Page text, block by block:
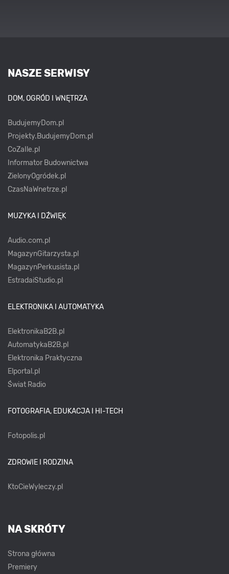
NASZE SERWISY
DOM, OGRÓD I WNĘTRZA
BudujemyDom.pl
Projekty.BudujemyDom.pl
CoZaIle.pl
Informator Budownictwa
ZielonyOgródek.pl
CzasNaWnetrze.pl
MUZYKA I DŹWIĘK
Audio.com.pl
MagazynGitarzysta.pl
MagazynPerkusista.pl
EstradaiStudio.pl
ELEKTRONIKA I AUTOMATYKA
ElektronikaB2B.pl
AutomatykaB2B.pl
Elektronika Praktyczna
Elportal.pl
Świat Radio
FOTOGRAFIA, EDUKACJA I HI-TECH
Fotopolis.pl
ZDROWIE I RODZINA
KtoCieWyleczy.pl
NA SKRÓTY
Strona główna
Premiery